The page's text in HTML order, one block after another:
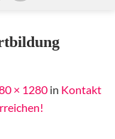
× 1280 in Kontakt